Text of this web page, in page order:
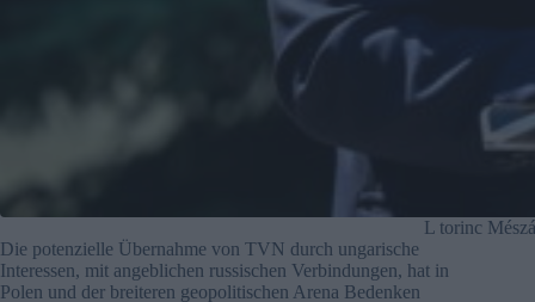
L torinc
Die potenzielle Übernahme von TVN durch ungarische
Interessen, mit angeblichen russischen Verbindungen, hat in
Polen und der breiteren geopolitischen Arena Bedenken